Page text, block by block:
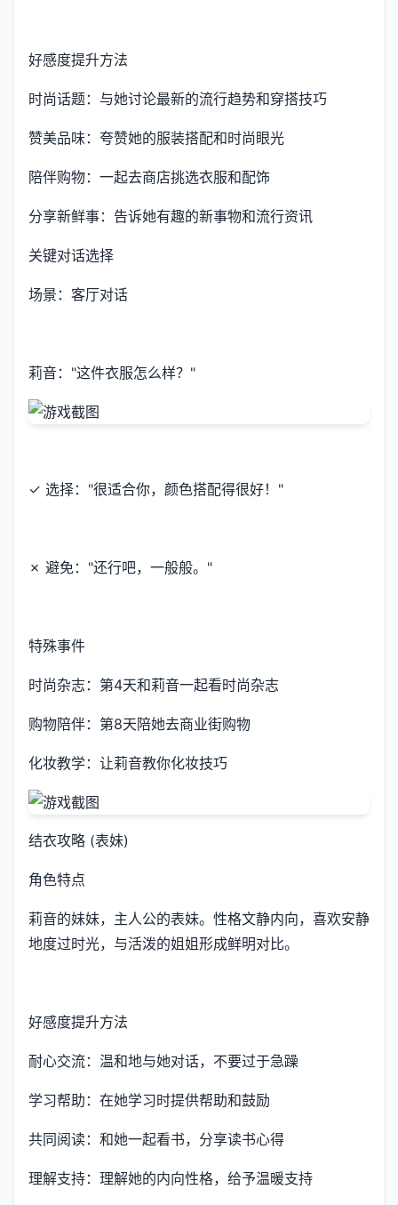
好感度提升方法
时尚话题：与她讨论最新的流行趋势和穿搭技巧
赞美品味：夸赞她的服装搭配和时尚眼光
陪伴购物：一起去商店挑选衣服和配饰
分享新鲜事：告诉她有趣的新事物和流行资讯
关键对话选择
场景：客厅对话
莉音："这件衣服怎么样？"
✓ 选择："很适合你，颜色搭配得很好！"
✗ 避免："还行吧，一般般。"
特殊事件
时尚杂志：第4天和莉音一起看时尚杂志
购物陪伴：第8天陪她去商业街购物
化妆教学：让莉音教你化妆技巧
结衣攻略 (表妹)
角色特点
莉音的妹妹，主人公的表妹。性格文静内向，喜欢安静
地度过时光，与活泼的姐姐形成鲜明对比。
好感度提升方法
耐心交流：温和地与她对话，不要过于急躁
学习帮助：在她学习时提供帮助和鼓励
共同阅读：和她一起看书，分享读书心得
理解支持：理解她的内向性格，给予温暖支持